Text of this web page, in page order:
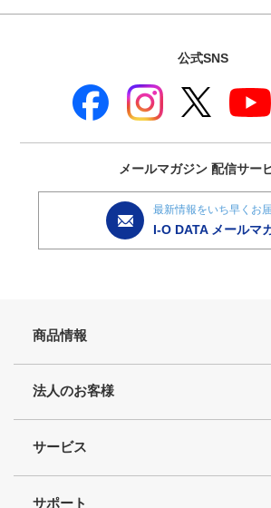
公式SNS
メールマガジン 配信サー
最新情報をいち早くお
I-O DATA メールマ
商品情報
法人のお客様
サービス
サポート